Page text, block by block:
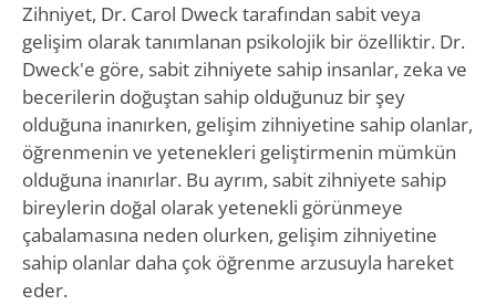
Zihniyet, Dr. Carol Dweck tarafından sabit veya
gelişim olarak tanımlanan psikolojik bir özelliktir. Dr.
Dweck'e göre, sabit zihniyete sahip insanlar, zeka ve
becerilerin doğuştan sahip olduğunuz bir şey
olduğuna inanırken, gelişim zihniyetine sahip olanlar,
öğrenmenin ve yetenekleri geliştirmenin mümkün
olduğuna inanırlar. Bu ayrım, sabit zihniyete sahip
bireylerin doğal olarak yetenekli görünmeye
çabalamasına neden olurken, gelişim zihniyetine
sahip olanlar daha çok öğrenme arzusuyla hareket
eder.